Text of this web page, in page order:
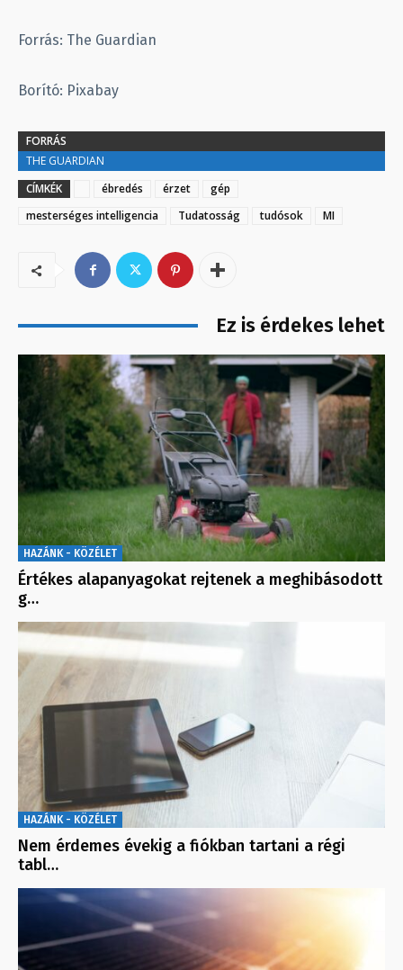
Forrás: The Guardian
Borító: Pixabay
FORRÁS
THE GUARDIAN
CÍMKÉK
ébredés érzet
gép
mesterséges intelligencia
Tudatosság tudósok MI
Ez is érdekes lehet
HAZÁNK - KÖZÉLET
Értékes alapanyagokat rejtenek a meghibásodott
g…
HAZÁNK - KÖZÉLET
Nem érdemes évekig a fiókban tartani a régi
tabl…